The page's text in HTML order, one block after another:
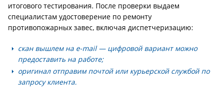
итогового тестирования. После проверки выдаем
специалистам удостоверение по ремонту
противопожарных завес, включая диспетчеризацию:
скан вышлем на e-mail — цифровой вариант можно
предоставить на работе;
оригинал отправим почтой или курьерской службой по
запросу клиента.